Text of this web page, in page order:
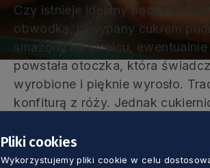
Czy istnieje idealny pączek?
obwódką, posypany cukrem
smażony na smalcu,
powstała otoczka, która
wyrobione i pięknie wyrosło.
konfiturą z róży. Jednak
upodobaniom, ofertują je też
czy toffi. Smakosze mogą
wegańskich, a nawet z mięsem.
Pliki cookies
Wykorzystujemy pliki cookie w celu